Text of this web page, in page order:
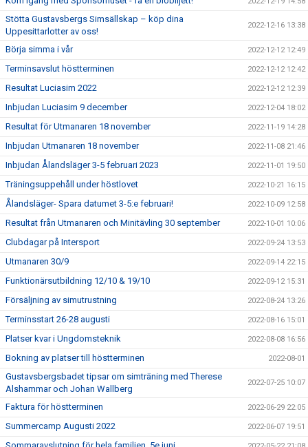
Stötta Gustavsbergs Simsällskap – köp dina
Uppesittarlotter av oss!
2022-12-16 13:38
Börja simma i vår 2022-12-12 12:49
Terminsavslut höstterminen 2022-12-12 12:42
Resultat Luciasim 2022 2022-12-12 12:39
Inbjudan Luciasim 9 december 2022-12-04 18:02
Resultat för Utmanaren 18 november 2022-11-19 14:28
Inbjudan Utmanaren 18 november 2022-11-08 21:46
Inbjudan Ålandsläger 3-5 februari 2023 2022-11-01 19:50
Träningsuppehåll under höstlovet 2022-10-21 16:15
Ålandsläger- Spara datumet 3-5:e februari! 2022-10-09 12:58
Resultat från Utmanaren och Minitävling 30 september 2022-10-01 10:06
Clubdagar på Intersport 2022-09-24 13:53
Utmanaren 30/9 2022-09-14 22:15
Funktionärsutbildning 12/10 & 19/10 2022-09-12 15:31
Försäljning av simutrustning 2022-08-24 13:26
Terminsstart 26-28 augusti 2022-08-16 15:01
Platser kvar i Ungdomsteknik 2022-08-08 16:56
Bokning av platser till höstterminen 2022-08-01
Gustavsbergsbadet tipsar om simträning med Therese
Alshammar och Johan Wallberg
2022-07-25 10:07
Faktura för höstterminen 2022-06-29 22:05
Summercamp Augusti 2022 2022-06-07 19:51